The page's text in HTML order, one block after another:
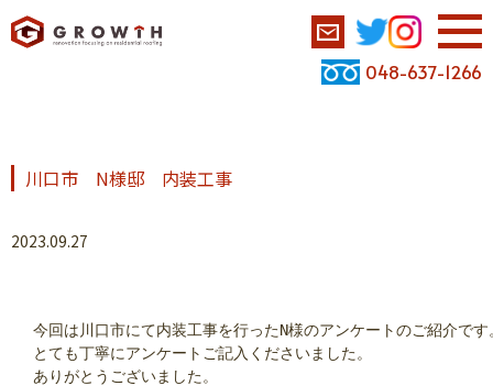
048-637-1266
川口市 N様邸 内装工事
2023.09.27
今回は川口市にて内装工事を行ったN様のアンケートのご紹介です
とても丁寧にアンケートご記入くださいました。
ありがとうございました。